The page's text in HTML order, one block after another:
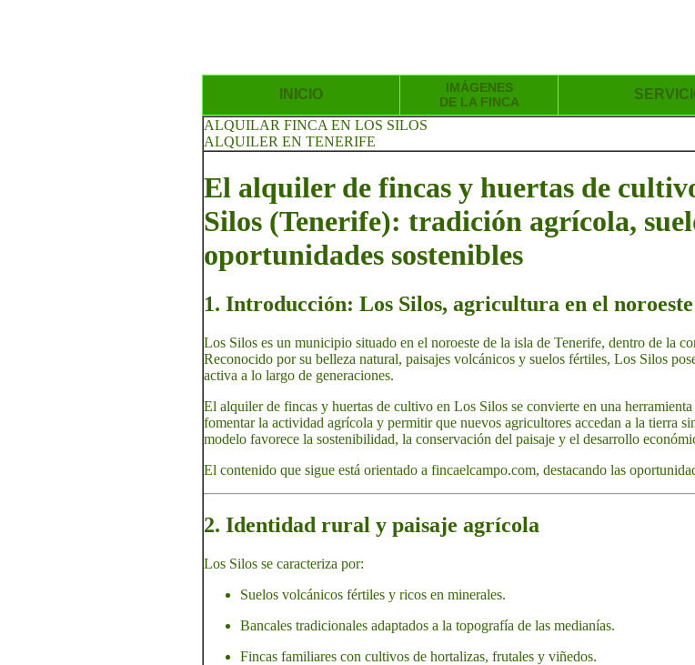
INICIO
IMÁGENES
DE LA FINCA
ALQUILAR FINCA EN LOS SILOS
ALQUILER EN TENERIFE
El alquiler de fincas y huertas de
Silos (Tenerife): tradición agrícola,
oportunidades sostenibles
1. Introducción: Los Silos, agricultura en el
Los Silos es un municipio situado en el noroeste de la isla de Tenerife, dentro de la
Reconocido por su belleza natural, paisajes volcánicos y suelos fértiles, Los Silos
activa a lo largo de generaciones.
El alquiler de fincas y huertas de cultivo en Los Silos se convierte en una
fomentar la actividad agrícola y permitir que nuevos agricultores accedan a la tierra
modelo favorece la sostenibilidad, la conservación del paisaje y el desarrollo
El contenido que sigue está orientado a fincaelcampo.com, destacando las
2. Identidad rural y paisaje agrícola
Los Silos se caracteriza por:
Suelos volcánicos fértiles y ricos en minerales.
Bancales tradicionales adaptados a la topografía de las medianías.
Fincas familiares con cultivos de hortalizas, frutales y viñedos.